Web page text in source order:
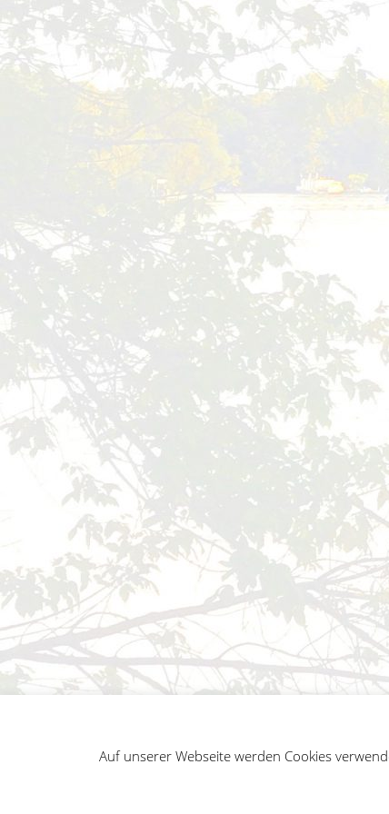
Impressum Datenschutz Sitemap German
Auf unserer Webseite werden Cookies